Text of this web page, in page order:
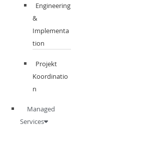
Engineering
&
Implementa
tion
Projekt
Koordinatio
n
Managed
Services